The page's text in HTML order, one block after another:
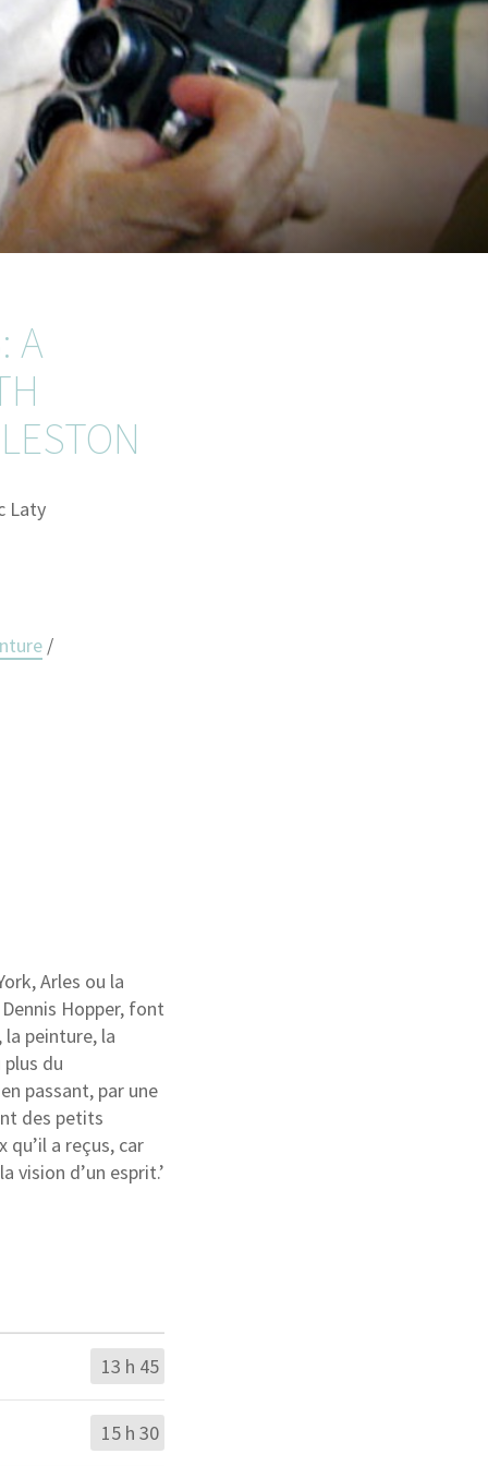
A
Laty
/
Arles ou la
Hopper, font
la peinture, la
du
passant, par une
des petits
a reçus, car
vision d’un esprit.’
13 h 45
15 h 30